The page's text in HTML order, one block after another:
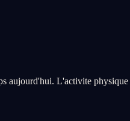
aujourd'hui. L'activite